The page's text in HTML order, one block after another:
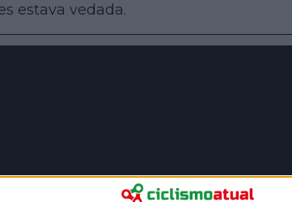
estava vedada.